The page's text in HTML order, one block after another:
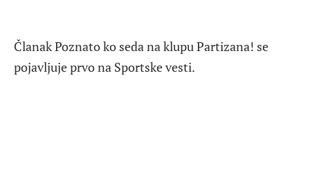
Članak Poznato ko seda na klupu Partizana! se
pojavljuje prvo na Sportske vesti.